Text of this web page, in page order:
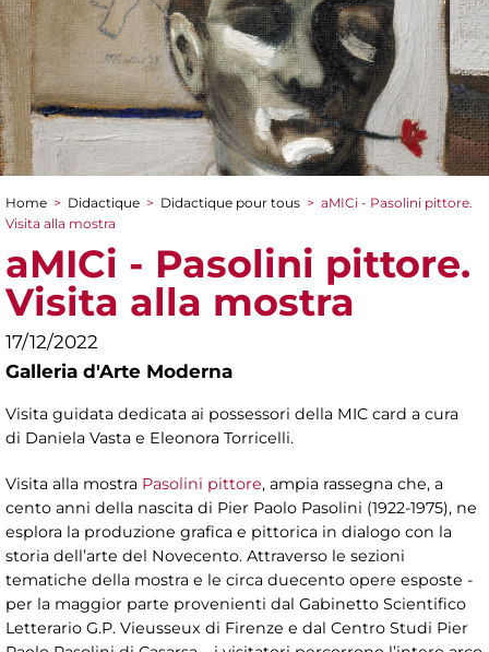
You are here
Home > Didactique > Didactique pour tous > aMICi - Pasolini pittore.
Visita alla mostra
aMICi - Pasolini pittore.
Visita alla mostra
17/12/2022
Galleria d'Arte Moderna
Visita guidata dedicata ai possessori della MIC card a cura
di Daniela Vasta e Eleonora Torricelli.
Visita alla mostra Pasolini pittore, ampia rassegna che, a
cento anni della nascita di Pier Paolo Pasolini (1922-1975), ne
esplora la produzione grafica e pittorica in dialogo con la
storia dell’arte del Novecento. Attraverso le sezioni
tematiche della mostra e le circa duecento opere esposte -
per la maggior parte provenienti dal Gabinetto Scientifico
Letterario G.P. Vieusseux di Firenze e dal Centro Studi Pier